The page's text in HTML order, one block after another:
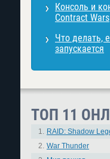
Консоль и
Contract Wars
Что делать,
запускается
ТОП 11
1. RAID: Shadow
2. War Thunder